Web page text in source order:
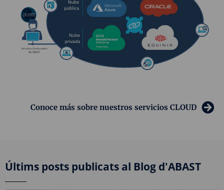
Conoce más sobre nuestros servicios CLOUD
Últims posts publicats al Blog d'ABAST